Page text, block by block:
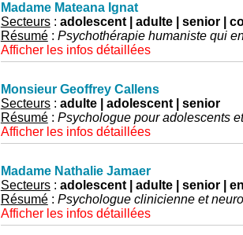
Madame Mateana Ignat
Secteurs: adolescent | adulte | senior |
Résumé: Psychothérapie humaniste qui
Afficher les infos détaillées
Monsieur Geoffrey Callens
Secteurs: adulte | adolescent | senior
Résumé: Psychologue pour adolescents
Afficher les infos détaillées
Madame Nathalie Jamaer
Secteurs: adolescent | adulte | senior |
Résumé: Psychologue clinicienne et
Afficher les infos détaillées